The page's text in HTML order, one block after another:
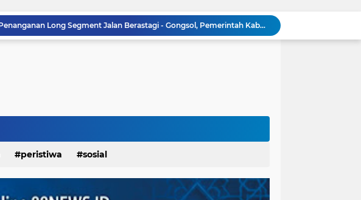
Penanganan Long Segment Jalan Berastagi - Gongsol, Pemerintah Kabupaten Karo Tingkatkan Kenyamanan Akses Wisata, Pertanian dan Perekonomian
Ikatan Wartawan Online (IWO) Gelar Rangkaian Perayaan HUT ke-14 dengan Komitmen Profesionalisme Wartawan IWO Berdampak Bagi Kebaikan Bangsa
Pemerintah Kecamatan Langowan Barat Gandeng Instansi Terkait Sosialisasi Penggunaan Dana Desa 2026
peristiwa sosial